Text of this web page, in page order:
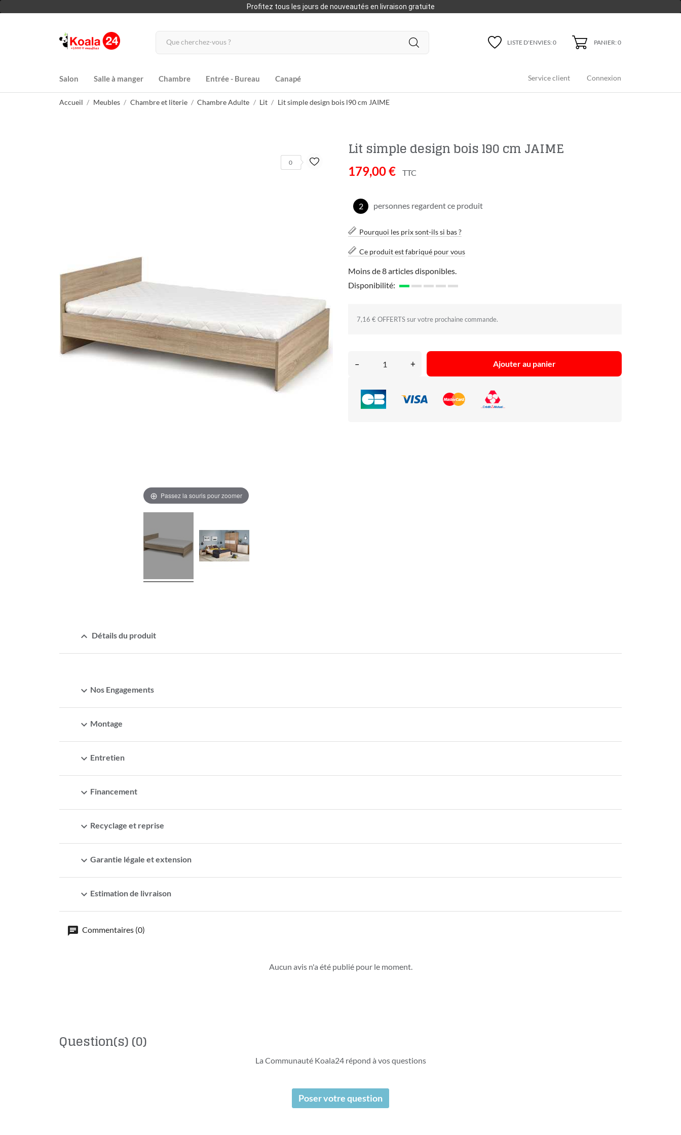
Profitez tous les jours de nouveautés en livraison gratuite
LISTE D'ENVIES:0 PANIER: 0
Salon Salle à manger Chambre Entrée - Bureau Canapé Service client Connexion
Accueil Meubles Chambre et literie Chambre Adulte Lit Lit simple design bois l90 cm JAIME
Passez la souris pour zoomer
0
Lit simple design bois l90 cm JAIME
179,00 € TTC
2 personnes regardent ce produit
Pourquoi les prix sont-ils si bas ?
Ce produit est fabriqué pour vous
Moins de 8 articles disponibles.
Disponibilité:
7,16 € OFFERTS sur votre prochaine commande.
– + Ajouter au panier
expand_less Détails du produit
expand_more Nos Engagements
expand_more Montage
expand_more Entretien
expand_more Financement
expand_more Recyclage et reprise
expand_more Garantie légale et extension
expand_more Estimation de livraison
Commentaires (0)
Aucun avis n'a été publié pour le moment.
Question(s)(0)
La Communauté Koala24 répond à vos questions
Poser votre question